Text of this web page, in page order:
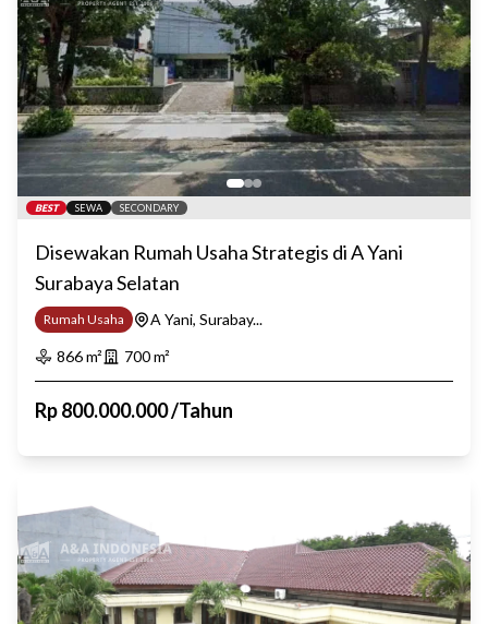
BEST SEWA SECONDARY
Disewakan Rumah Usaha Strategis di A Yani
Surabaya Selatan
Rumah Usaha
A Yani, Surabay...
866m² 700m²
Rp800.000.000/Tahun